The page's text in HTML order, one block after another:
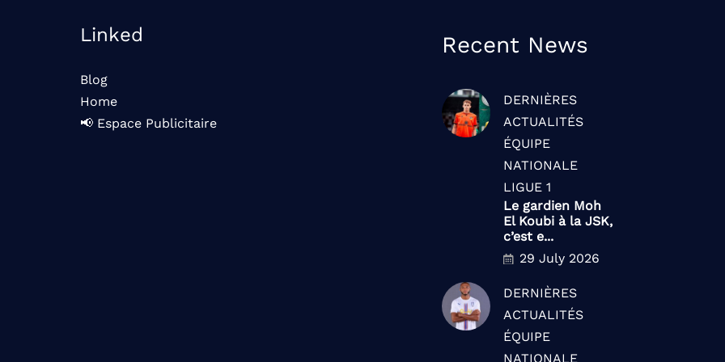
Linked
Blog
Home
📢 Espace Publicitaire
Recent News
DERNIÈRES
ACTUALITÉS
ÉQUIPE
NATIONALE
LIGUE 1
Le gardien Moh
El Koubi à la JSK,
c’est e...
29 July 2026
DERNIÈRES
ACTUALITÉS
ÉQUIPE
NATIONALE